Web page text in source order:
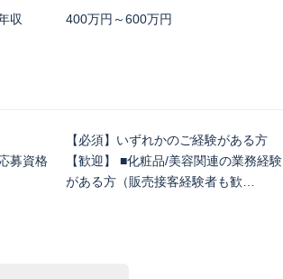
収 400万円～600万円
募資格
【必須】いずれかのご経験がある方
【歓迎】 ■化粧品/美容関連の業務経験
がある方（販売接客経験者も歓…